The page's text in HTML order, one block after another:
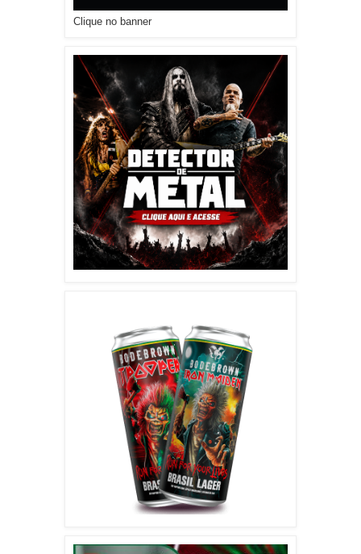
Clique no banner